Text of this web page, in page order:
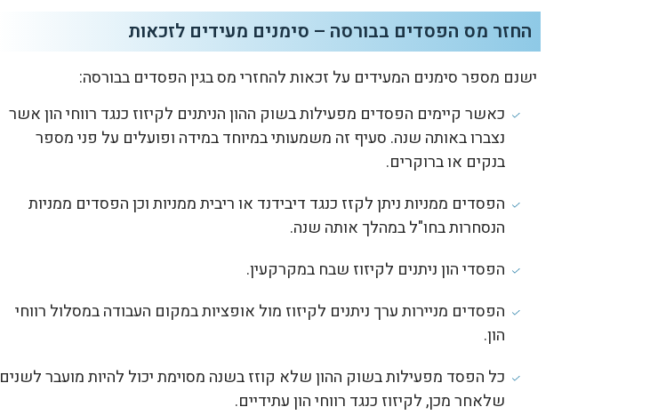
החזר מס הפסדים בבורסה – סימנים מעידים לזכאות
ישנם מספר סימנים המעידים על זכאות להחזרי מס בגין הפסדים בבורסה:
כאשר קיימים הפסדים מפעילות בשוק ההון הניתנים לקיזוז כנגד רווחי הון אשר
נצברו באותה שנה. סעיף זה משמעותי במיוחד במידה ופועלים על פני מספר
בנקים או ברוקרים.
הפסדים ממניות ניתן לקזז כנגד דיבידנד או ריבית ממניות וכן הפסדים ממניות
הנסחרות בחו"ל במהלך אותה שנה.
הפסדי הון ניתנים לקיזוז שבח במקרקעין.
הפסדים מניירות ערך ניתנים לקיזוז מול אופציות במקום העבודה במסלול רווחי
הון.
כל הפסד מפעילות בשוק ההון שלא קוזז בשנה מסוימת יכול להיות מועבר לשנים
שלאחר מכן, לקיזוז כנגד רווחי הון עתידיים.